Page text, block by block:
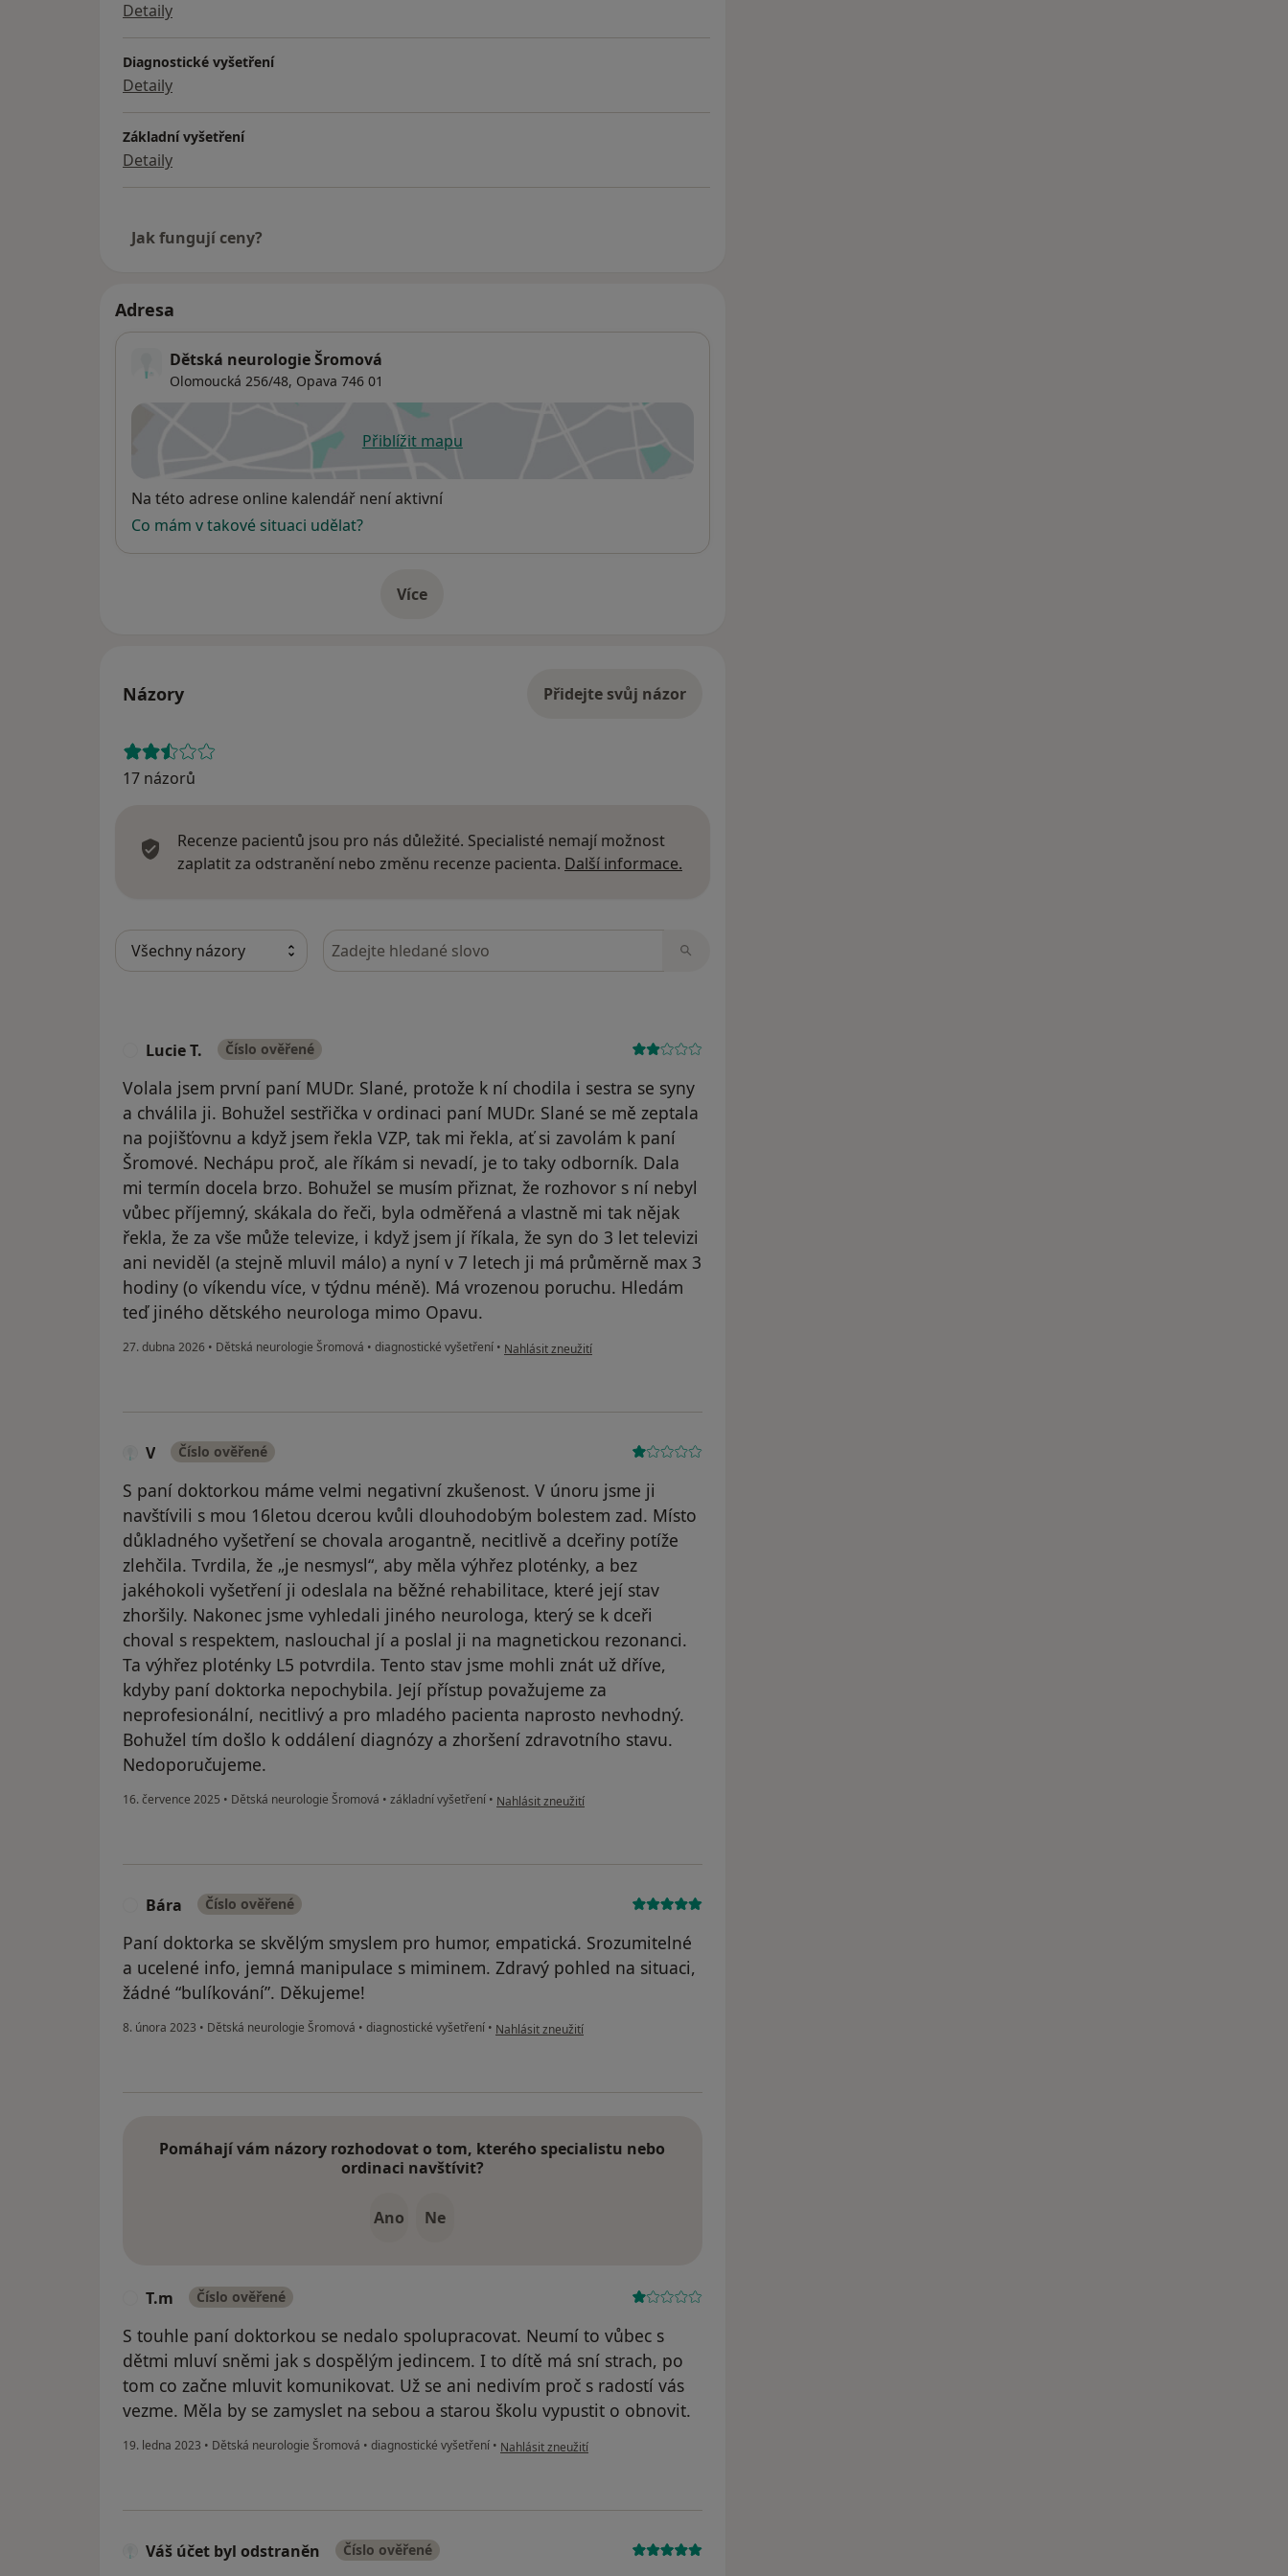
Detaily
Diagnostické vyšetření
Detaily
Základní vyšetření
Detaily
Jak fungují ceny?
Adresa
Dětská neurologie Šromová
Olomoucká 256/48, Opava 746 01
Přiblížit mapuse otevře v nové záložce
Dostupnost
Na této adrese online kalendář není aktivní
Co mám v takové situaci udělat?
Víceo adrese
Názory Přidejte svůj názor
17 názorů
Recenze pacientů jsou pro nás důležité. Specialisté nemají možnost
zaplatit za odstranění nebo změnu recenze pacienta. Další informace.
Hledejte v názorech
Lucie T. Číslo ověřené
Volala jsem první paní MUDr. Slané, protože k ní chodila i sestra se syny
a chválila ji. Bohužel sestřička v ordinaci paní MUDr. Slané se mě zeptala
na pojišťovnu a když jsem řekla VZP, tak mi řekla, ať si zavolám k paní
Šromové. Nechápu proč, ale říkám si nevadí, je to taky odborník. Dala
mi termín docela brzo. Bohužel se musím přiznat, že rozhovor s ní nebyl
vůbec příjemný, skákala do řeči, byla odměřená a vlastně mi tak nějak
řekla, že za vše může televize, i když jsem jí říkala, že syn do 3 let televizi
ani neviděl (a stejně mluvil málo) a nyní v 7 letech ji má průměrně max 3
hodiny (o víkendu více, v týdnu méně). Má vrozenou poruchu. Hledám
teď jiného dětského neurologa mimo Opavu.
27. dubna 2026 • Dětská neurologie Šromová • diagnostické vyšetření • podle názoru uživatele Lucie T.
Nahlásit zneužití
V Číslo ověřené
S paní doktorkou máme velmi negativní zkušenost. V únoru jsme ji
navštívili s mou 16letou dcerou kvůli dlouhodobým bolestem zad. Místo
důkladného vyšetření se chovala arogantně, necitlivě a dceřiny potíže
zlehčila. Tvrdila, že „je nesmysl“, aby měla výhřez ploténky, a bez
jakéhokoli vyšetření ji odeslala na běžné rehabilitace, které její stav
zhoršily. Nakonec jsme vyhledali jiného neurologa, který se k dceři
choval s respektem, naslouchal jí a poslal ji na magnetickou rezonanci.
Ta výhřez ploténky L5 potvrdila. Tento stav jsme mohli znát už dříve,
kdyby paní doktorka nepochybila. Její přístup považujeme za
neprofesionální, necitlivý a pro mladého pacienta naprosto nevhodný.
Bohužel tím došlo k oddálení diagnózy a zhoršení zdravotního stavu.
Nedoporučujeme.
16. července 2025 • Dětská neurologie Šromová • základní vyšetření • podle názoru uživatele V
Nahlásit zneužití
Bára Číslo ověřené
Paní doktorka se skvělým smyslem pro humor, empatická. Srozumitelné
a ucelené info, jemná manipulace s miminem. Zdravý pohled na situaci,
žádné “bulíkování”. Děkujeme!
8. února 2023 • Dětská neurologie Šromová • diagnostické vyšetření • podle názoru uživatele Bára
Nahlásit zneužití
Pomáhají vám názory rozhodovat o tom, kterého specialistu nebo
ordinaci navštívit?
Ano Ne
T.m Číslo ověřené
S touhle paní doktorkou se nedalo spolupracovat. Neumí to vůbec s
dětmi mluví sněmi jak s dospělým jedincem. I to dítě má sní strach, po
tom co začne mluvit komunikovat. Už se ani nedivím proč s radostí vás
vezme. Měla by se zamyslet na sebou a starou školu vypustit o obnovit.
19. ledna 2023 • Dětská neurologie Šromová • diagnostické vyšetření • podle názoru uživatele T.m
Nahlásit zneužití
Váš účet byl odstraněn Číslo ověřené